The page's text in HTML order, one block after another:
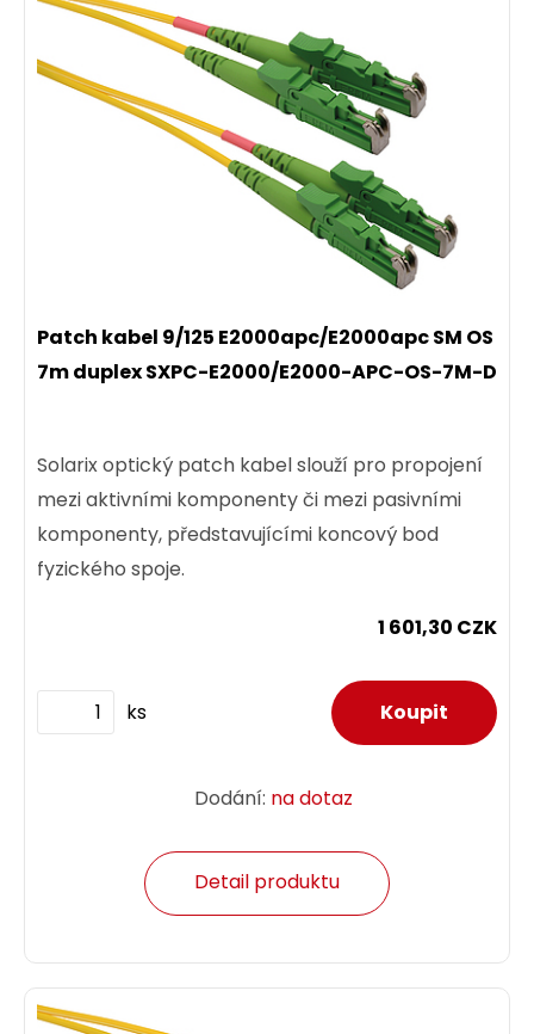
Patch kabel 9/125 E2000apc/E2000apc SM OS
7m duplex SXPC-E2000/E2000-APC-OS-7M-D
Solarix optický patch kabel slouží pro propojení
mezi aktivními komponenty či mezi pasivními
komponenty, představujícími koncový bod
fyzického spoje.
1 601,30 CZK
ks
Dodání: na dotaz
Detail produktu